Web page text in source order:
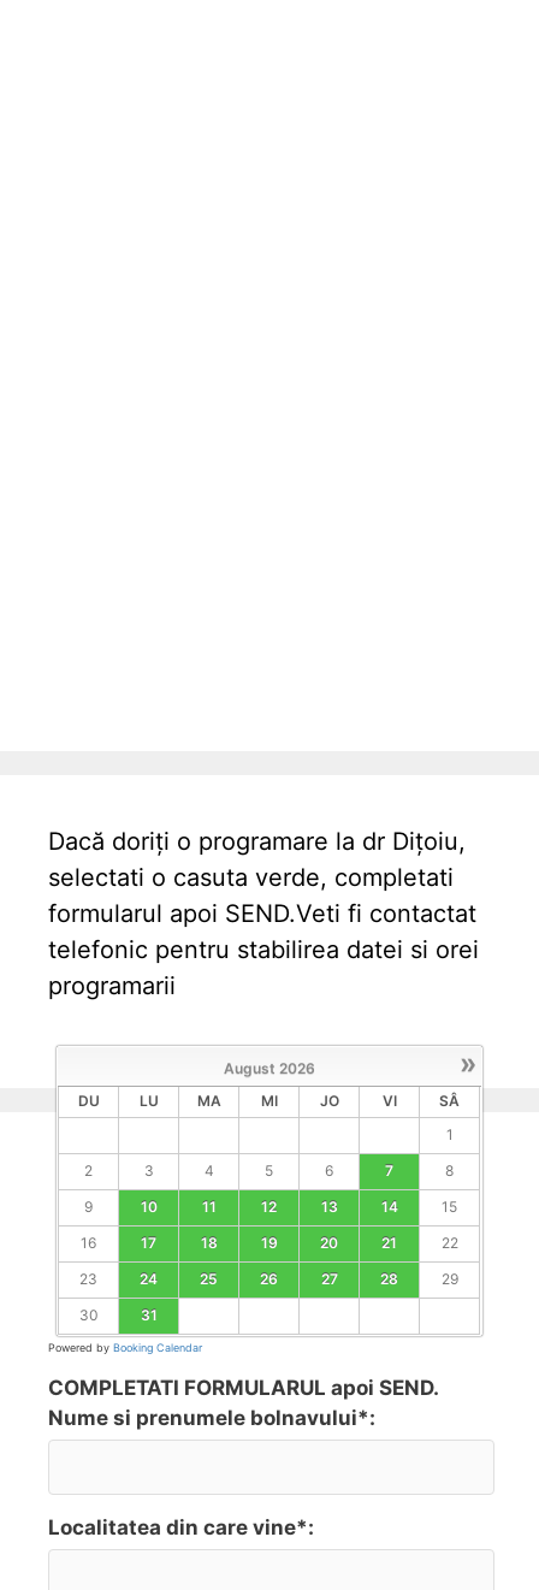
Dacă doriți o programare la dr Dițoiu,
selectati o casuta verde, completati
formularul apoi SEND.Veti fi contactat
telefonic pentru stabilirea datei si orei
programarii
»
August 2026
DU
LU MA MI JO VI
SÂ
1
2
3 4 5 6 7
8
9
10 11 12 13 14
15
16
17 18 19 20 21
22
23
24 25 26 27 28
29
30
31
Powered by Booking Calendar
COMPLETATI FORMULARUL apoi SEND.
Nume si prenumele bolnavului*:
Localitatea din care vine*: